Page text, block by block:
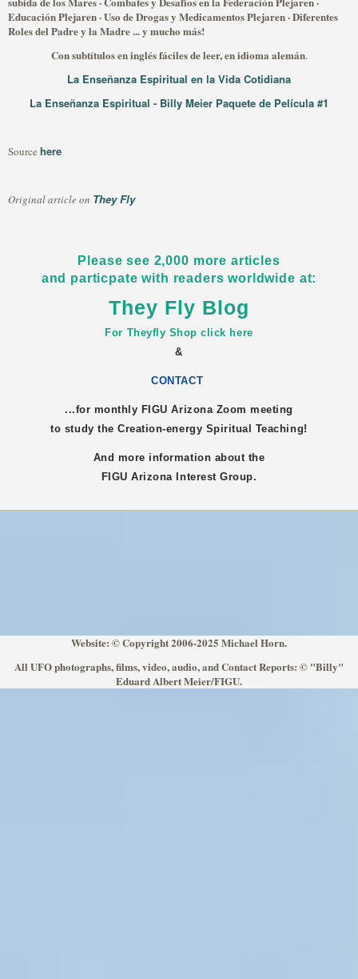
Educación Plejaren · Uso de Drogas y Medicamentos Plejaren · Diferentes
Roles del Padre y la Madre ... y mucho más!
Con subtítulos en inglés fáciles de leer, en idioma alemán.
La Enseñanza Espiritual en la Vida Cotidiana
La Enseñanza Espiritual - Billy Meier Paquete de Película #1
Source here
Original article on They Fly
Please see 2,000 more articles
and particpate with readers worldwide at:
They Fly Blog
For Theyfly Shop click here
&
CONTACT
...for monthly FIGUArizona Zoom meeting
to study the Creation-energy Spiritual Teaching!
And more information about the
FIGUArizona Interest Group.
Website: © Copyright 2006-2025 Michael Horn.
All UFO photographs, films, video, audio, and Contact Reports: © "Billy"
Eduard Albert Meier/FIGU.